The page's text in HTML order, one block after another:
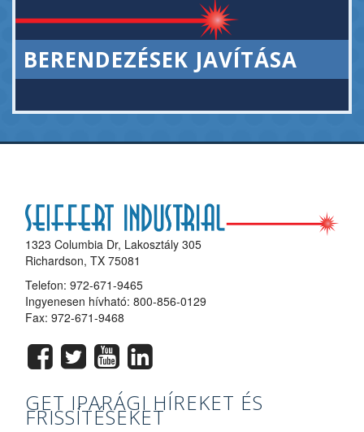
BERENDEZÉSEK JAVÍTÁSA
1323 Columbia Dr, Lakosztály 305
Richardson, TX 75081
Telefon: 972-671-9465
Ingyenesen hívható: 800-856-0129
Fax: 972-671-9468
GET IPARÁGI HÍREKET ÉS
FRISSÍTÉSEKET